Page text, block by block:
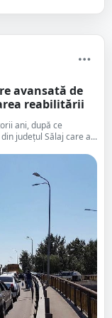
avansată de
reabilitării
ani, după ce
județul Sălaj care a...